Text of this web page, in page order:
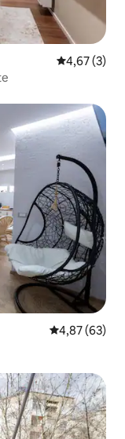
4,67 (3)
Gemiddelde
4,87 (63)